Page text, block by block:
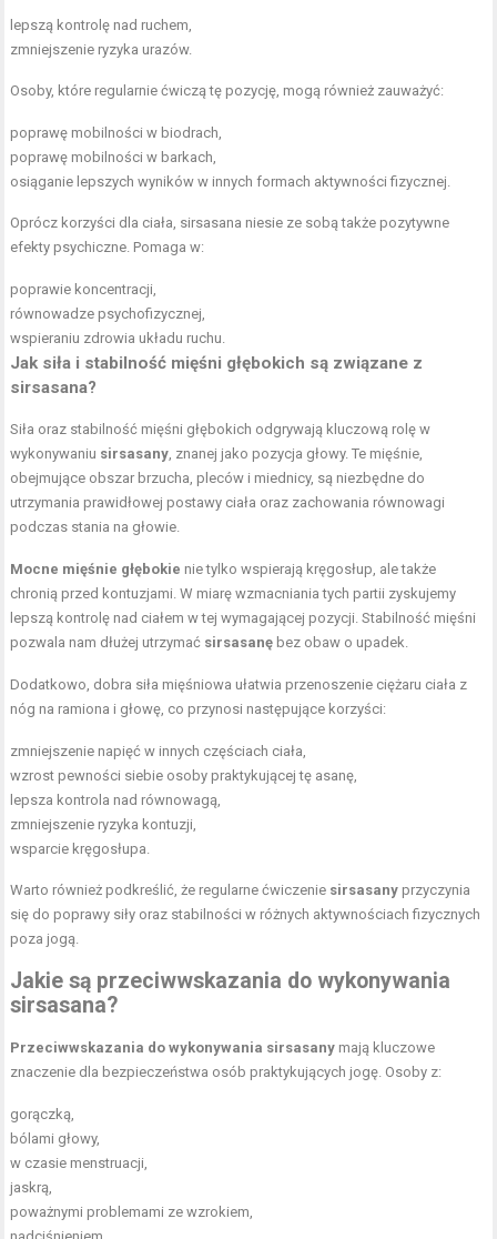
lepszą kontrolę nad ruchem,
zmniejszenie ryzyka urazów.
Osoby, które regularnie ćwiczą tę pozycję, mogą również zauważyć:
poprawę mobilności w biodrach,
poprawę mobilności w barkach,
osiąganie lepszych wyników w innych formach aktywności fizycznej.
Oprócz korzyści dla ciała, sirsasana niesie ze sobą także pozytywne
efekty psychiczne. Pomaga w:
poprawie koncentracji,
równowadze psychofizycznej,
wspieraniu zdrowia układu ruchu.
Jak siła i stabilność mięśni głębokich są związane z
sirsasana?
Siła oraz stabilność mięśni głębokich odgrywają kluczową rolę w
wykonywaniu sirsasany, znanej jako pozycja głowy. Te mięśnie,
obejmujące obszar brzucha, pleców i miednicy, są niezbędne do
utrzymania prawidłowej postawy ciała oraz zachowania równowagi
podczas stania na głowie.
Mocne mięśnie głębokie nie tylko wspierają kręgosłup, ale także
chronią przed kontuzjami. W miarę wzmacniania tych partii zyskujemy
lepszą kontrolę nad ciałem w tej wymagającej pozycji. Stabilność mięśni
pozwala nam dłużej utrzymać sirsasanę bez obaw o upadek.
Dodatkowo, dobra siła mięśniowa ułatwia przenoszenie ciężaru ciała z
nóg na ramiona i głowę, co przynosi następujące korzyści:
zmniejszenie napięć w innych częściach ciała,
wzrost pewności siebie osoby praktykującej tę asanę,
lepsza kontrola nad równowagą,
zmniejszenie ryzyka kontuzji,
wsparcie kręgosłupa.
Warto również podkreślić, że regularne ćwiczenie sirsasany przyczynia
się do poprawy siły oraz stabilności w różnych aktywnościach fizycznych
poza jogą.
Jakie są przeciwwskazania do wykonywania
sirsasana?
Przeciwwskazania do wykonywania sirsasany mają kluczowe
znaczenie dla bezpieczeństwa osób praktykujących jogę. Osoby z:
gorączką,
bólami głowy,
w czasie menstruacji,
jaskrą,
poważnymi problemami ze wzrokiem,